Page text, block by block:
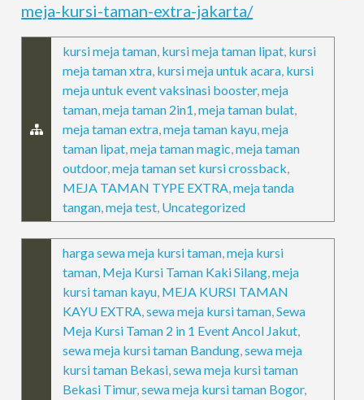
meja-kursi-taman-extra-jakarta/
kursi meja taman, kursi meja taman lipat, kursi
meja taman xtra, kursi meja untuk acara, kursi
meja untuk event vaksinasi booster,meja
taman,meja taman 2in1,meja taman bulat,
meja taman extra,meja taman kayu,meja
taman lipat,meja taman magic,meja taman
outdoor,meja taman set kursi crossback,
MEJA TAMAN TYPE EXTRA,meja tanda
tangan,meja test, Uncategorized
harga sewa meja kursi taman,meja kursi
taman, Meja Kursi Taman Kaki Silang,meja
kursi taman kayu, MEJA KURSI TAMAN
KAYU EXTRA,sewa meja kursi taman,Sewa
Meja Kursi Taman 2 in 1 Event Ancol Jakut,
sewa meja kursi taman Bandung,sewa meja
kursi taman Bekasi,sewa meja kursi taman
Bekasi Timur,sewa meja kursi taman Bogor,